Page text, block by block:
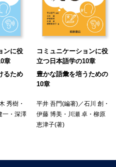
ンに役
章
るため
秀樹 ・
一 ・ 深澤
コミュニケーションに役
立つ日本語学の10章
豊かな語彙を培うための
10章
平井 吾門(編著)／石川 創 ・
伊藤 博美 ・ 川瀬 卓 ・ 柳原
恵津子(著)